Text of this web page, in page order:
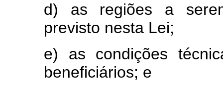
d) as regiões a
previsto nesta Lei;
e) as condições
beneficiários; e